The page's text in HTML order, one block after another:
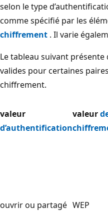
selon le type
comme spécifié par les
chiffrement . Il varie
Le tableau suivant présente
valides pour certaines
chiffrement.
valeur
d’authentification
valeur
ouvrir ou partagé WEP